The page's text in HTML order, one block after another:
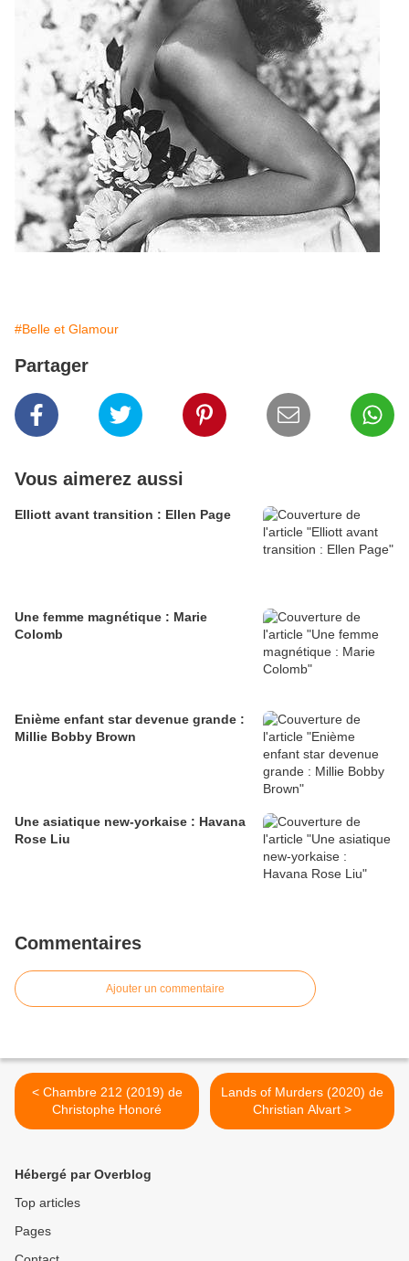
#Belle et Glamour
Partager
Vous aimerez aussi
Elliott avant transition : Ellen Page
Une femme magnétique : Marie
Colomb
Enième enfant star devenue grande :
Millie Bobby Brown
Une asiatique new-yorkaise : Havana
Rose Liu
Commentaires
Ajouter un commentaire
< Chambre 212 (2019) de
Christophe Honoré
Lands of Murders (2020) de
Christian Alvart >
Hébergé par Overblog
Top articles
Pages